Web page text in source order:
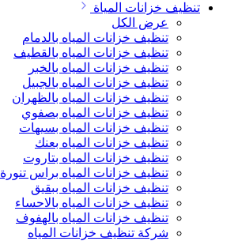
تنظيف خزانات المياة
عرض الكل
تنظيف خزانات المياه بالدمام
تنظيف خزانات المياه بالقطيف
تنظيف خزانات المياه بالخبر
تنظيف خزانات المياه بالجبيل
تنظيف خزانات المياه بالظهران
تنظيف خزانات المياه بصفوي
تنظيف خزانات المياه بسيهات
تنظيف خزانات المياه بعنك
تنظيف خزانات المياه بتاروت
تنظيف خزانات المياه براس تنورة
تنظيف خزانات المياه ببقيق
تنظيف خزانات المياه بالاحساء
تنظيف خزانات المياه بالهفوف
شركة تنظيف خزانات المياه